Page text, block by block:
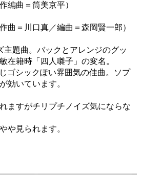
編曲＝筒美京平）
曲＝川口真／編曲＝森岡賢一郎）
主題曲。バックとアレンジのグッ
在籍時「四人囃子」の変名。
ゴシックぽい雰囲気の佳曲。ソプ
効いています。
ますがチリプチノイズ気にならな
や見られます。